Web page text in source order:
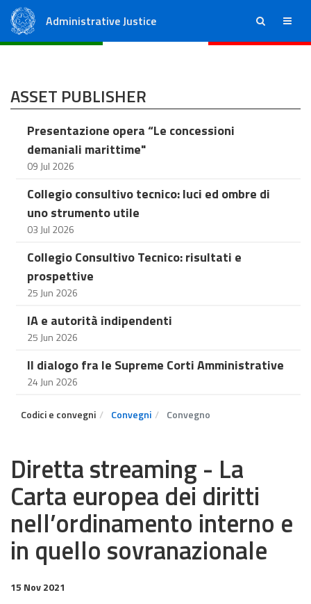
Administrative Justice ricerca menu
ASSET PUBLISHER
Presentazione opera “Le concessioni
demaniali marittime"
09 Jul 2026
Collegio consultivo tecnico: luci ed ombre di
uno strumento utile
03 Jul 2026
Collegio Consultivo Tecnico: risultati e
prospettive
25 Jun 2026
IA e autorità indipendenti
25 Jun 2026
Il dialogo fra le Supreme Corti Amministrative
24 Jun 2026
Codici e convegni Convegni Convegno
Diretta streaming - La
Carta europea dei diritti
nell’ordinamento interno e
in quello sovranazionale
15 Nov 2021